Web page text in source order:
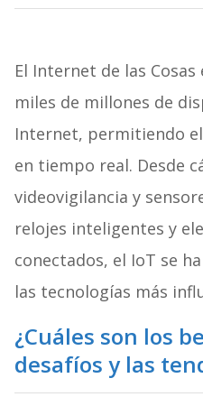
El Internet de las
miles de millones de
Internet, permitiendo
en tiempo real. Desde
videovigilancia y
relojes inteligentes y
conectados, el IoT se
las tecnologías más
¿Cuáles son los
desafíos y las